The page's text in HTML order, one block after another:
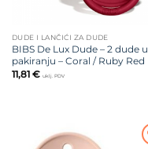
DUDE I LANČIĆI ZA DUDE
BIBS De Lux Dude – 2 dude u
pakiranju – Coral / Ruby Red
11,81 € uklj. PDV